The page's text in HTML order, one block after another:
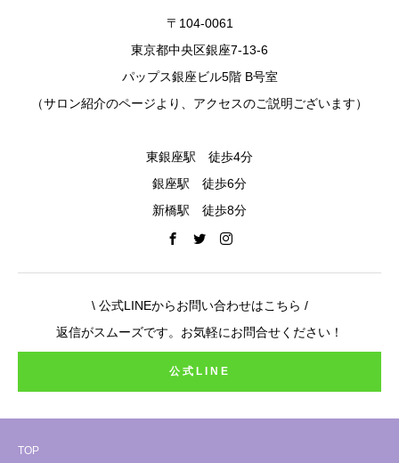
〒104-0061
東京都中央区銀座7-13-6
パップス銀座ビル5階 B号室
（サロン紹介のページより、アクセスのご説明ございます）
東銀座駅 徒歩4分
銀座駅 徒歩6分
新橋駅 徒歩8分
\ 公式LINEからお問い合わせはこちら /
返信がスムーズです。お気軽にお問合せください！
公式LINE
TOP